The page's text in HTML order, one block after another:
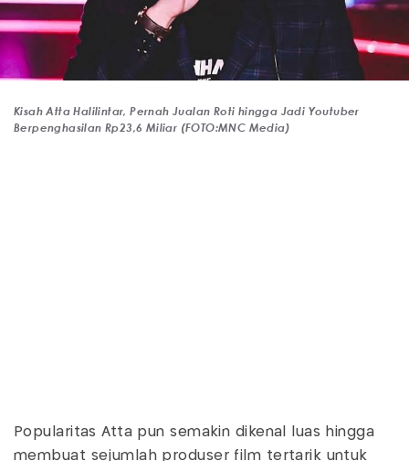
Kisah Atta Halilintar, Pernah Jualan Roti hingga Jadi Youtuber
Berpenghasilan Rp23,6 Miliar (FOTO:MNC Media)
Popularitas Atta pun semakin dikenal luas hingga
membuat sejumlah produser film tertarik untuk